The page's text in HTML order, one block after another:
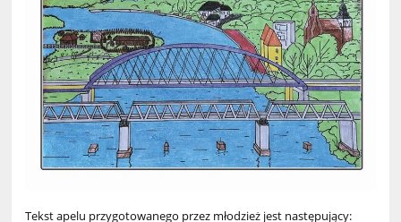
Tekst apelu przygotowanego przez młodzież jest następujący: